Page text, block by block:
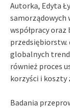
Autorka, Edyta
samorządowych
współpracy
globalnych
również proces
korzyści i
Badania